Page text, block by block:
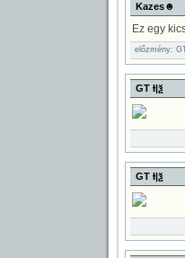
Kazes☻
Ez egy
előzmény:
GT Ɨ|ѯ
GT Ɨ|ѯ